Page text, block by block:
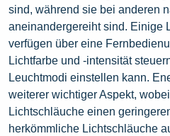
sind, während sie bei anderen
aneinandergereiht sind. Einige
verfügen über eine
Lichtfarbe und -intensität
Leuchtmodi einstellen kann.
weiterer wichtiger Aspekt,
Lichtschläuche einen
herkömmliche Lichtschläuche